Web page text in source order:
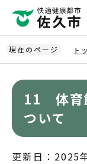
ペ
ー
ジ
現在のページ ト
11 体育
ついて
更新日：2025